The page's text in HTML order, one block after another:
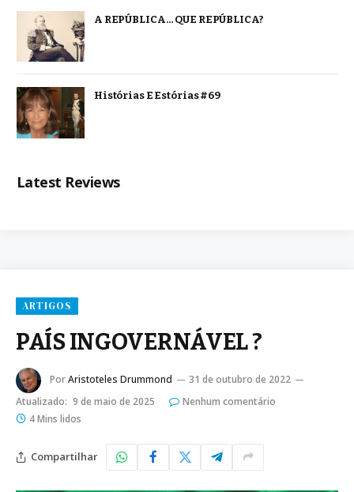
A REPÚBLICA… QUE REPÚBLICA?
Histórias E Estórias #69
Latest Reviews
ARTIGOS
PAÍS INGOVERNÁVEL ?
PorAristoteles Drummond
31 de outubro de 2022
Atualizado: 9 de maio de 2025
Nenhum comentário
4 Mins lidos
Compartilhar